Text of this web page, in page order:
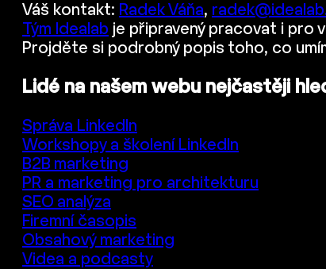
Váš kontakt: Radek Váňa,
Tým Idealab je připravený pracovat i pro
Projděte si podrobný popis toho, co
Lidé na našem webu nejčastěji
Správa LinkedIn
Workshopy a školení LinkedIn
B2B marketing
PR a marketing pro architekturu
SEO analýza
Firemní časopis
Obsahový marketing
Videa a podcasty